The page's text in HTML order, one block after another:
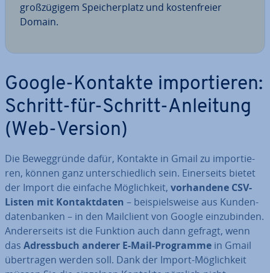
groß­zü­gi­gem Spei­cher­platz und kos­ten­frei­er
Domain.
Google-Kontakte im­por­tie­ren:
Schritt-für-Schritt-Anleitung
(Web-Version)
Die Be­weg­grün­de dafür, Kontakte in Gmail zu im­por­tie­
ren, können ganz un­ter­schied­lich sein. Ei­ner­seits bietet
der Import die einfache Mög­lich­keit, vor­han­de­ne CSV-
Listen mit Kon­takt­da­ten – bei­spiels­wei­se aus Kun­den­
da­ten­ban­ken – in den Mail­cli­ent von Google ein­zu­bin­den.
An­de­rer­seits ist die Funktion auch dann gefragt, wenn
das Adress­buch anderer E-Mail-Programme in Gmail
über­tra­gen werden soll. Dank der Import-Mög­lich­keit